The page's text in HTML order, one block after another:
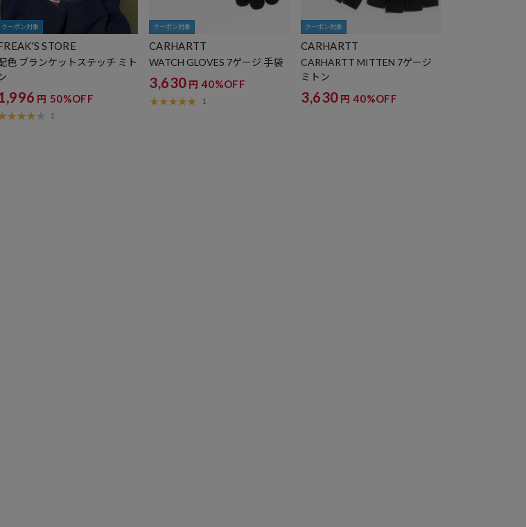
クーポン対象
STORE
色 ブランケットステッチ ミト
円 50%OFF
1
クーポン対象
CARHARTT
WATCH GLOVES 7ゲージ 手袋
3,630 円 40%OFF
1
クーポン対象
CARHARTT
CARHARTT MITTEN 7ゲージ
ミトン
3,630 円 40%OFF